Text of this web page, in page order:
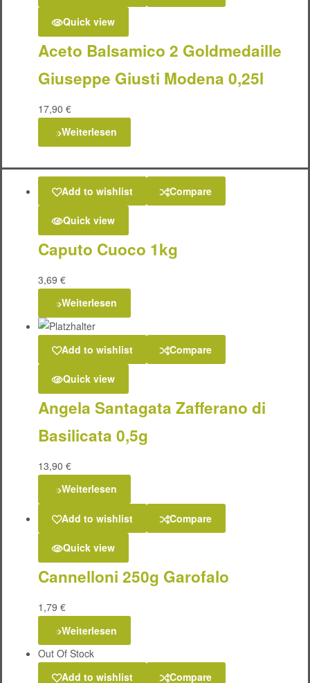
Quick view
Aceto Balsamico 2 Goldmedaille
Giuseppe Giusti Modena 0,25l
17,90 €
Weiterlesen
Add to wishlist Compare
Quick view
Caputo Cuoco 1kg
3,69 €
Weiterlesen
Add to wishlist Compare
Quick view
Angela Santagata Zafferano di
Basilicata 0,5g
13,90 €
Weiterlesen
Add to wishlist Compare
Quick view
Cannelloni 250g Garofalo
1,79 €
Weiterlesen
Out Of Stock
Add to wishlist
Compare